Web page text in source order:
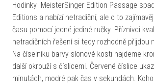
Hodinky MeisterSinger Edition Passage
Editions a nabízí netradiční, ale o to
času pomocí jedné jediné ručky. Příznivci
netradičních řešení si tedy rozhodně přijdou
Na číselníku barvy slonové kosti najdeme
další okrouží s číslicemi. Červené číslice
minutách, modré pak čas v sekundách.